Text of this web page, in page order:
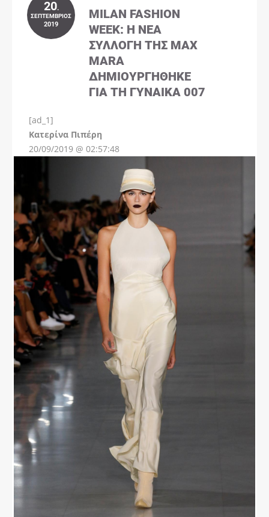
20.
ΣΕΠΤΈΜΒΡΙΟΣ
2019
MILAN FASHION
WEEK: Η ΝΈΑ
ΣΥΛΛΟΓΉ ΤΗΣ MAX
MARA
ΔΗΜΙΟΥΡΓΉΘΗΚΕ
ΓΙΑ ΤΗ ΓΥΝΑΊΚΑ 007
[ad_1]
Kατερίνα Πιπέρη
20/09/2019 @ 02:57:48